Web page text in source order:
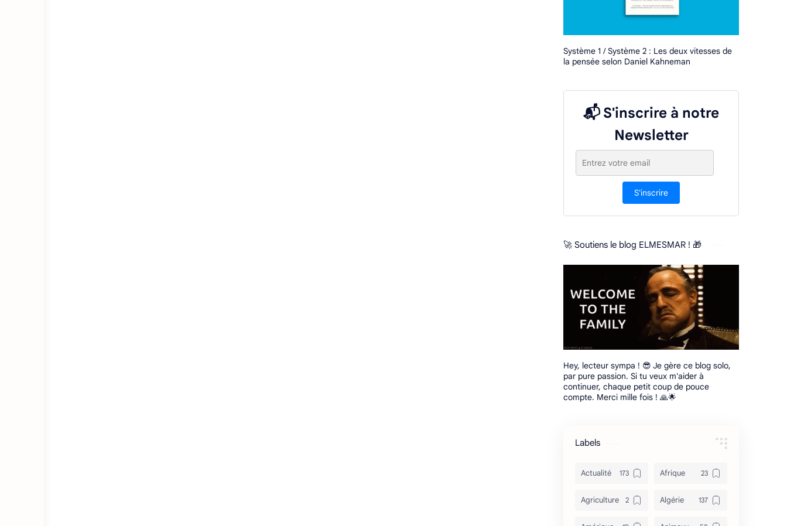
Système 1 / Système 2 : Les deux vitesses de
la pensée selon Daniel Kahneman
📬 S'inscrire à notre
Newsletter
S'inscrire
🚀 Soutiens le blog ELMESMAR ! 🎁
Hey, lecteur sympa ! 😎 Je gère ce blog solo,
par pure passion. Si tu veux m'aider à
continuer, chaque petit coup de pouce
compte. Merci mille fois ! 🙏🌟
Labels
Actualité Afrique
Agriculture Algérie